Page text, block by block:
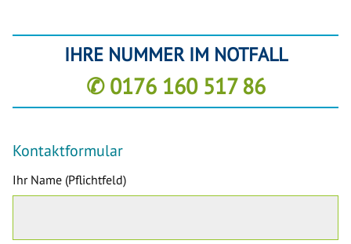
IHRE NUMMER IM NOTFALL
✆ 0176 160 517 86
Kontaktformular
Ihr Name (Pflichtfeld)